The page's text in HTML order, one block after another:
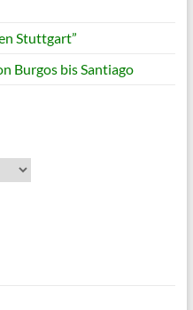
Stuttgart”
Burgos bis Santiago